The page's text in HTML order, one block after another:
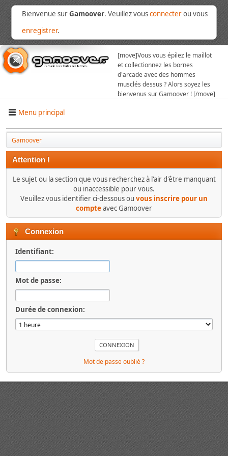
Bienvenue surGamoover. Veuillez vousconnecterou vous
enregistrer.
[move]Vous vous épilez le maillot
et collectionnez les bornes
d'arcade avec des hommes
musclés dessus ? Alors soyez les
bienvenus sur Gamoover ! [/move]
Menu principal
Gamoover
Attention !
Le sujet ou la section que vous recherchez à l'air d'être manquant
ou inaccessible pour vous.
Veuillez vous identifier ci-dessous ou vous inscrire pour un
compteavec Gamoover
Connexion
Identifiant:
Mot de passe:
Durée de connexion:
Mot de passe oublié ?